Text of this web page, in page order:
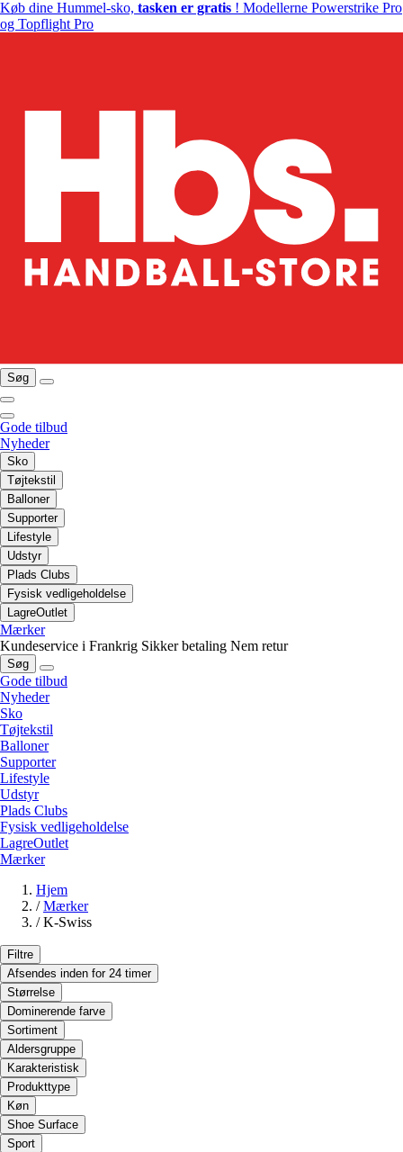
Køb dine Hummel-sko, tasken er gratis ! Modellerne Powerstrike Pro
og Topflight Pro
Søg
Gode tilbud
Nyheder
Sko
Tøjtekstil
Balloner
Supporter
Lifestyle
Udstyr
Plads Clubs
Fysisk vedligeholdelse
LagreOutlet
Mærker
Kundeservice i Frankrig Sikker betaling Nem retur
Søg
Gode tilbud
Nyheder
Sko
Tøjtekstil
Balloner
Supporter
Lifestyle
Udstyr
Plads Clubs
Fysisk vedligeholdelse
LagreOutlet
Mærker
Hjem
/ Mærker
/ K-Swiss
Filtre
Afsendes inden for 24 timer
Størrelse
Dominerende farve
Sortiment
Aldersgruppe
Karakteristisk
Produkttype
Køn
Shoe Surface
Sport